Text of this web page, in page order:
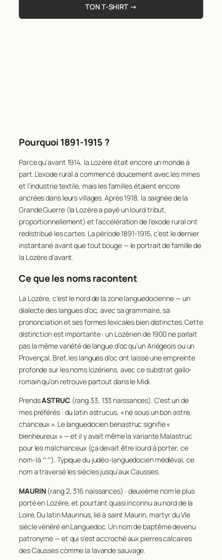
TON T-SHIRT →
Pourquoi 1891-1915 ?
Parce qu’avant 1914, la Lozère était encore un monde à
part. L’exode rural a commencé doucement avec les mines
et l’industrie textile, mais les familles étaient encore
ancrées dans leurs villages. Après 1918, la saignée de la
Grande Guerre (la Lozère a payé un lourd tribut,
proportionnellement) et l’accélération de l’exode rural ont
redistribué les cartes. La période 1891-1915, c’est le dernier
instantané avant que tout bouge — le portrait de famille de
la Lozère d’avant.
Ce que les noms racontent
La Lozère, c’est le nord de la zone languedocienne — un
dialecte des langues d’oc, avec sa grammaire, sa
prononciation et ses formes lexicales bien distinctes. Cette
distinction est importante : un Lozérien de 1900 ne parlait
pas la même variété de langue d’oc qu’un Ariégeois ou un
Provençal. Bref, les langues d’oc ont laissé une empreinte
profonde sur les noms lozériens, avec ce substrat gallo-
romain qu’on retrouve partout dans le Midi.
PrendsASTRUC (rang 33, 133 naissances). C’est un de
mes préférés : du latinastrucus, « né sous un bon astre,
chanceux ». Le languedocien benastruc signifie «
bienheureux » — et il y avait même la variante Malastruc
pour les malchanceux (ça devait être lourd à porter, ce
nom-là ^^). Typique du judéo-languedocien médiéval, ce
nom a traversé les siècles jusqu’aux Causses.
MAURIN(rang 2, 316 naissances) : deuxième nom le plus
porté en Lozère, et pourtant quasi inconnu au nord de la
Loire. Du latinMaurinus, lié à saint Maurin, martyr du VIe
siècle vénéré en Languedoc. Un nom de baptême devenu
patronyme — et qui s’est accroché aux pierres calcaires
des Causses comme la lavande sauvage.